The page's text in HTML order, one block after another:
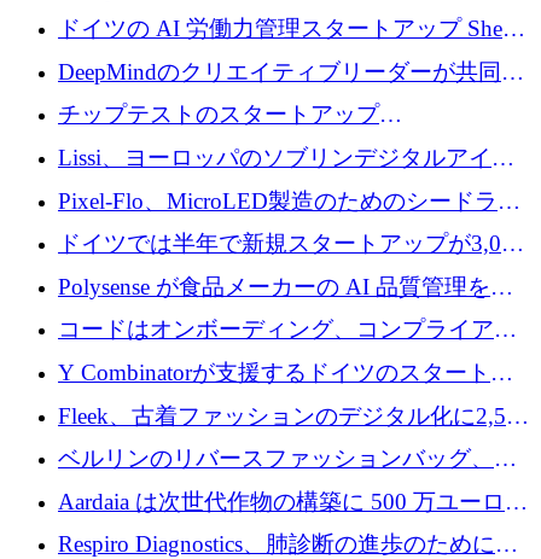
から 2,000 万ユーロ以上の支援を獲得
ドイツの AI 労働力管理スタートアップ Sherpa
がプレシードで 220 万ドルを調達
DeepMindのクリエイティブリーダーが共同設
立したAIライティングのスタートアップが
1,300万ドルのシード投資を調達
チップテストのスタートアップ
QuantumDiamondsが株式資金で1,500万ユーロ
を調達
Lissi、ヨーロッパのソブリンデジタルアイデ
ンティティの未来を推進するために350万ユー
ロを調達
Pixel-Flo、MicroLED製造のためのシードラウ
ンドで525万ポンドを獲得
ドイツでは半年で新規スタートアップが3,000
社という記録を目の当たりにし、涙を流すハ
ンブルク
Polysense が食品メーカーの AI 品質管理を拡
張するために 1,070 万ドルを調達
コードはオンボーディング、コンプライアン
ス、支払いを統合するために 640 万ポンドを
Y Combinatorが支援するドイツのスタートア
ップFintoが340万ドルを調達、シリコンバレ
ーではなくミュンヘンを選んだと語る
Fleek、古着ファッションのデジタル化に2,500
万ドルを確保
ベルリンのリバースファッションバッグ、繊
維仕分け規模拡大に7桁の資金調達
Aardaia は次世代作物の構築に 500 万ユーロを
寄付
Respiro Diagnostics、肺診断の進歩のために